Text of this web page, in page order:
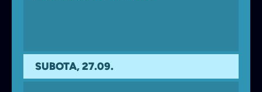
RENDEZ-VOUS AU CINEMA 2025.
SUBOTA, 27.09.